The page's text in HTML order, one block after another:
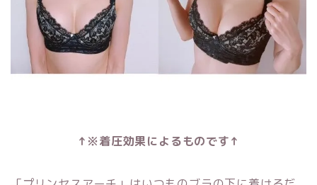
↑※着圧効果によるものです↑